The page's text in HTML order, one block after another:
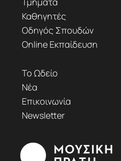
Καθηγητές
Οδηγός Σπουδών
Online Εκπαίδευση
Το Ωδείο
Νέα
Επικοινωνία
Newsletter